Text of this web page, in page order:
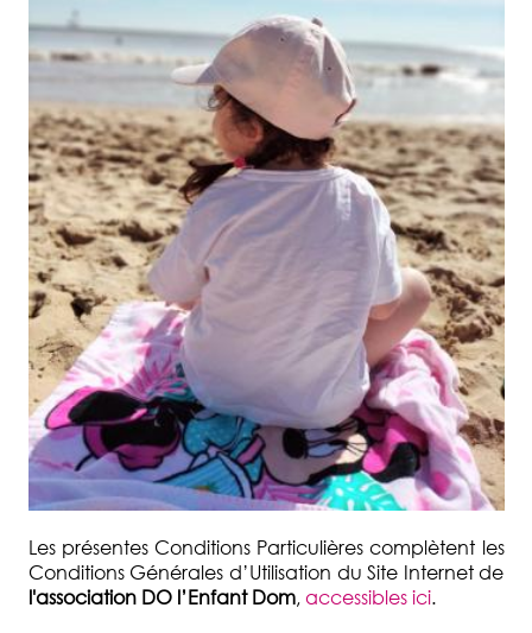
Les présentes Conditions Particulières complètent les
Conditions Générales d’Utilisation du Site Internet de
l'association DO l’Enfant Dom,accessibles ici.